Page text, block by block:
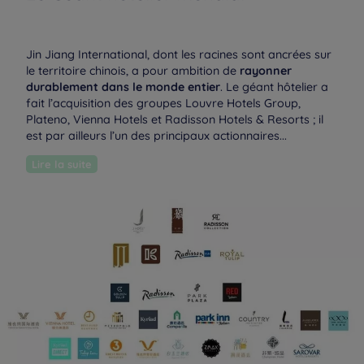
Jin Jiang International, dont les racines sont ancrées sur
le territoire chinois, a pour ambition de rayonner
durablement dans le monde entier. Le géant hôtelier a
fait l’acquisition des groupes Louvre Hotels Group,
Plateno, Vienna Hotels et Radisson Hotels & Resorts ; il
est par ailleurs l’un des principaux actionnaires...
Lire la suite